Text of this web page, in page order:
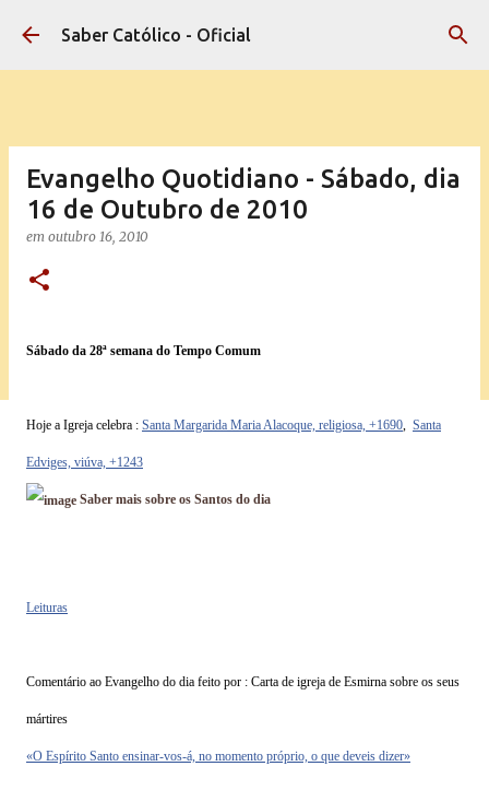
Pular para o conteúdo principal
Saber Católico - Oficial
Evangelho Quotidiano - Sábado, dia
16 de Outubro de 2010
em outubro 16, 2010
Sábado da 28ª semana do Tempo Comum
Hoje a Igreja celebra : Santa Margarida Maria Alacoque, religiosa, +1690, Santa
Edviges, viúva, +1243
Saber mais sobre os Santos do dia
Leituras
Comentário ao Evangelho do dia feito por : Carta de igreja de Esmirna sobre os seus
mártires
«O Espírito Santo ensinar-vos-á, no momento próprio, o que deveis dizer»